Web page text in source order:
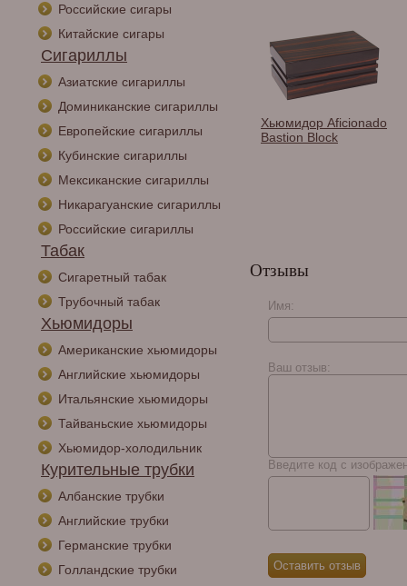
Российские сигары
Китайские сигары
Сигариллы
Азиатские сигариллы
Доминиканские сигариллы
Европейские сигариллы
Кубинские сигариллы
Мексиканские сигариллы
Никарагуанские сигариллы
Российские сигариллы
Табак
Сигаретный табак
Трубочный табак
Хьюмидоры
Американские хьюмидоры
Английские хьюмидоры
Итальянские хьюмидоры
Тайваньские хьюмидоры
Хьюмидор-холодильник
Курительные трубки
Албанские трубки
Английские трубки
Германские трубки
Голландские трубки
Adorini
- Deluxe (на
40 сигар SQP30
Хьюмидор Aficionado
Bastion Block
Отзывы
Имя:
Ваш отзыв:
Введите код с